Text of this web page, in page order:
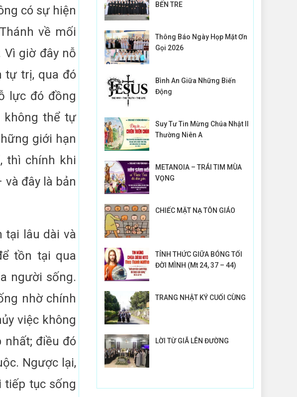
có sự hiện
về mối
Vì giờ đây nỗ
tự trị, qua đó
lực đó đồng
không thể tự
giới hạn
thì chính khi
đây là bản
tại lâu dài và
tồn tại qua
người sống.
nhờ chính
việc không
nhất; điều đó
Ngược lại,
tiếp tục sống
BẾN TRE
Thông Báo Ngày Họp Mặt Ơn
Gọi 2026
Bình An Giữa Những Biến
Động
Suy Tư Tin Mừng Chúa Nhật II
Thường Niên A
METANOIA – TRÁI TIM MÙA
VỌNG
CHIẾC MẶT NẠ TÔN GIÁO
TỈNH THỨC GIỮA BÓNG TỐI
ĐỜI MÌNH (Mt 24, 37 – 44)
TRANG NHẬT KÝ CUỐI CÙNG
LỜI TỪ GIÃ LÊN ĐƯỜNG